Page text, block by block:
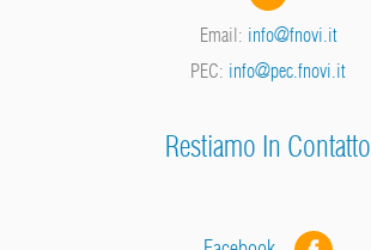
Email: info@fnovi.it
PEC: info@pec.fnovi.it
Restiamo In Contatto